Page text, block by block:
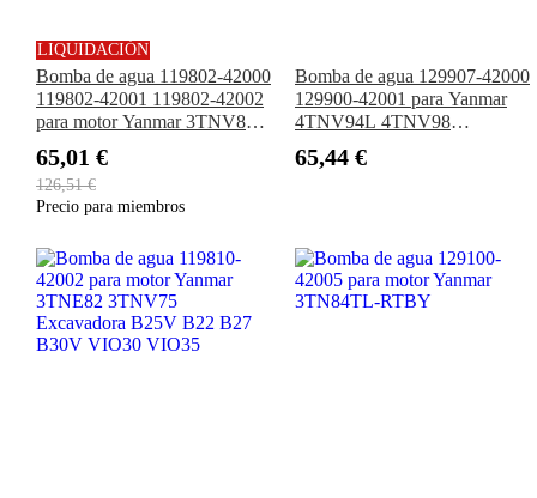
LIQUIDACIÓN
Bomba de agua 119802-42000
119802-42001 119802-42002
para motor Yanmar 3TNV82A
VIO30 VIO35 B22 B27
B30V
65,01 €
126,51 €
Precio para miembros
Bomba de agua 129907-42000
129900-42001 para Yanmar
4TNV94L 4TNV98
65,44 €